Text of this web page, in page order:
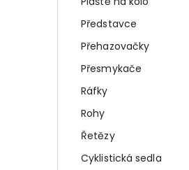
Představce
Přehazovačky
Přesmykače
Ráfky
Rohy
Řetězy
Cyklistická sedla